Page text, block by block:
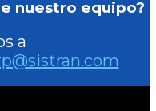
nuestro equipo?
a